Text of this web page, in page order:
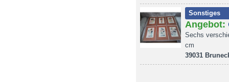
Sonstiges
Angebot:
Sechs
cm
39031